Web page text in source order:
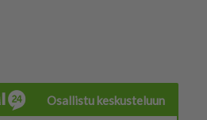
Osallistu keskusteluun